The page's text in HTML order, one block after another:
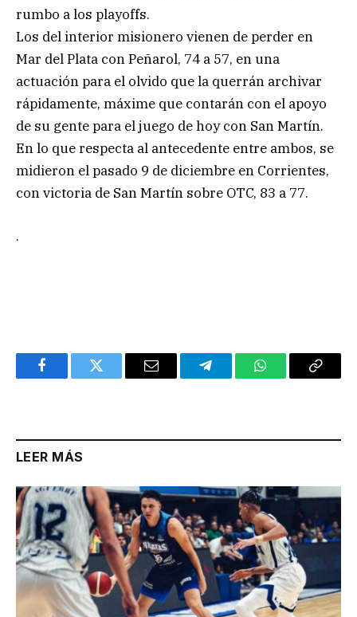
rumbo a los playoffs.
Los del interior misionero vienen de perder en
Mar del Plata con Peñarol, 74 a 57, en una
actuación para el olvido que la querrán archivar
rápidamente, máxime que contarán con el apoyo
de su gente para el juego de hoy con San Martín.
En lo que respecta al antecedente entre ambos, se
midieron el pasado 9 de diciembre en Corrientes,
con victoria de San Martín sobre OTC, 83 a 77.
.
FacebookTwitter Email TelegramWhatsAppCopy
LEER MÁS